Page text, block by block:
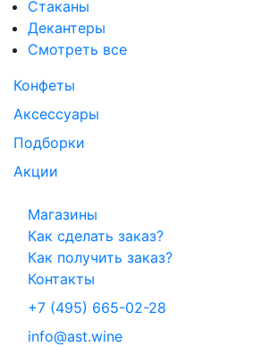
Стаканы
Декантеры
Смотреть все
Конфеты
Аксессуары
Подборки
Акции
Магазины
Как сделать заказ?
Как получить заказ?
Контакты
+7 (495) 665-02-28
info@ast.wine